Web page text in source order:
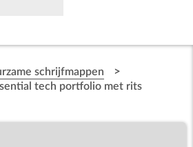
schrijfmappen >
tech portfolio met rits